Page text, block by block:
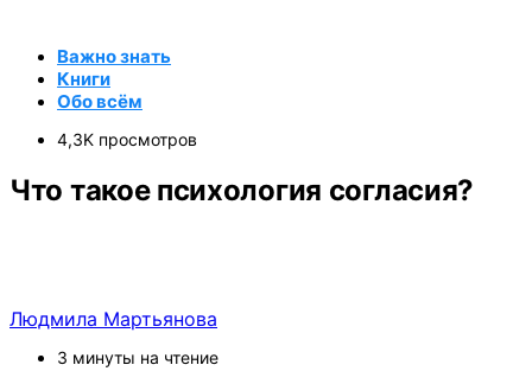
Важно знать
Книги
Обо всём
4,3K просмотров
Что такое психология согласия?
Людмила Мартьянова
3 минуты на чтение